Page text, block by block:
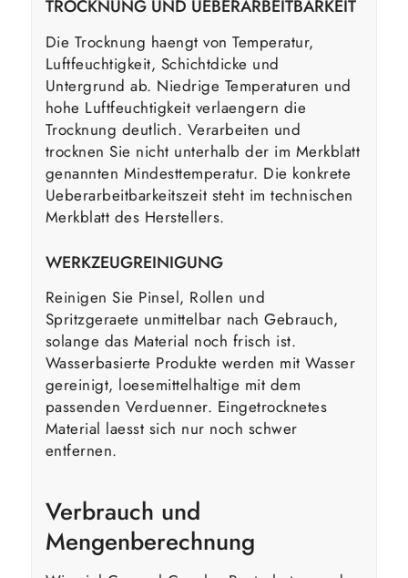
TROCKNUNG UND UEBERARBEITBARKEIT
Die Trocknung haengt von Temperatur,
Luftfeuchtigkeit, Schichtdicke und
Untergrund ab. Niedrige Temperaturen und
hohe Luftfeuchtigkeit verlaengern die
Trocknung deutlich. Verarbeiten und
trocknen Sie nicht unterhalb der im Merkblatt
genannten Mindesttemperatur. Die konkrete
Ueberarbeitbarkeitszeit steht im technischen
Merkblatt des Herstellers.
WERKZEUGREINIGUNG
Reinigen Sie Pinsel, Rollen und
Spritzgeraete unmittelbar nach Gebrauch,
solange das Material noch frisch ist.
Wasserbasierte Produkte werden mit Wasser
gereinigt, loesemittelhaltige mit dem
passenden Verduenner. Eingetrocknetes
Material laesst sich nur noch schwer
entfernen.
Verbrauch und
Mengenberechnung